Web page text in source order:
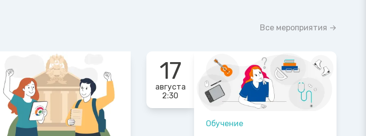
Все мероприятия →
17
августа
2:30
Обучение